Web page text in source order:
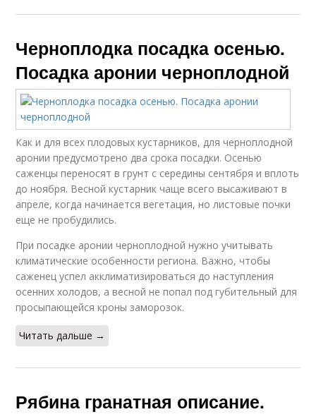
Черноплодка посадка осенью.
Посадка аронии черноплодной
Как и для всех плодовых кустарников, для черноплодной
аронии предусмотрено два срока посадки. Осенью
саженцы переносят в грунт с середины сентября и вплоть
до ноября. Весной кустарник чаще всего высаживают в
апреле, когда начинается вегетация, но листовые почки
еще не пробудились.
При посадке аронии черноплодной нужно учитывать
климатические особенности региона. Важно, чтобы
саженец успел акклиматизироваться до наступления
осенних холодов, а весной не попал под губительный для
просыпающейся кроны заморозок.
Читать дальше →
Рябина гранатная описание.